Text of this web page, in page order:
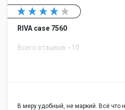
RIVA case 7560
Всего отзывов 10
В меру удобный, не маркий. Всё что